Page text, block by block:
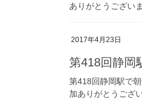
ありがとうござい
2017年4月23日
第418回静岡
第418回静岡駅で
加ありがとうござ